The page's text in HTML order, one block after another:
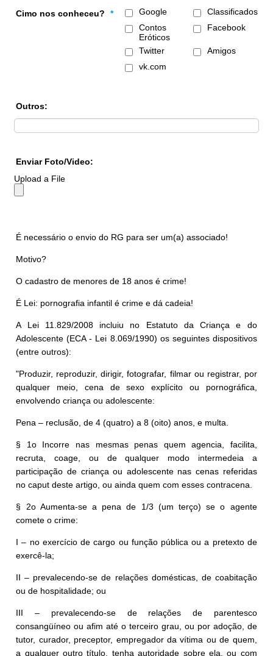
Cimo nos conheceu? * Google
Classificados
Contos
Eróticos
Facebook
Twitter
Amigos
vk.com
Outros:
Enviar Foto/Video:
Upload a File
É necessário o envio do RG para ser um(a) associado!
Motivo?
O cadastro de menores de 18 anos é crime!
É Lei: pornografia infantil é crime e dá cadeia!
A Lei 11.829/2008 incluiu no Estatuto da Criança e do
Adolescente (ECA - Lei 8.069/1990) os seguintes dispositivos
(entre outros):
"Produzir, reproduzir, dirigir, fotografar, filmar ou registrar, por
qualquer meio, cena de sexo explícito ou pornográfica,
envolvendo criança ou adolescente:
Pena – reclusão, de 4 (quatro) a 8 (oito) anos, e multa.
§ 1o Incorre nas mesmas penas quem agencia, facilita,
recruta, coage, ou de qualquer modo intermedeia a
participação de criança ou adolescente nas cenas referidas
no caput deste artigo, ou ainda quem com esses contracena.
§ 2o Aumenta-se a pena de 1/3 (um terço) se o agente
comete o crime:
I – no exercício de cargo ou função pública ou a pretexto de
exercê-la;
II – prevalecendo-se de relações domésticas, de coabitação
ou de hospitalidade; ou
III – prevalecendo-se de relações de parentesco
consangüíneo ou afim até o terceiro grau, ou por adoção, de
tutor, curador, preceptor, empregador da vítima ou de quem,
a qualquer outro título, tenha autoridade sobre ela, ou com